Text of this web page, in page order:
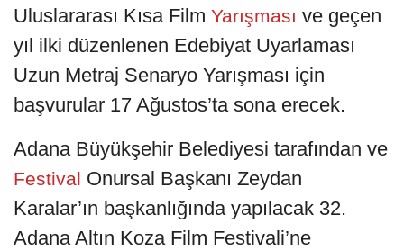
Uluslararası Kısa Film Yarışması ve geçen
yıl ilki düzenlenen Edebiyat Uyarlaması
Uzun Metraj Senaryo Yarışması için
başvurular 17 Ağustos’ta sona erecek.
Adana Büyükşehir Belediyesi tarafından ve
Festival Onursal Başkanı Zeydan
Karalar’ın başkanlığında yapılacak 32.
Adana Altın Koza Film Festivali’ne